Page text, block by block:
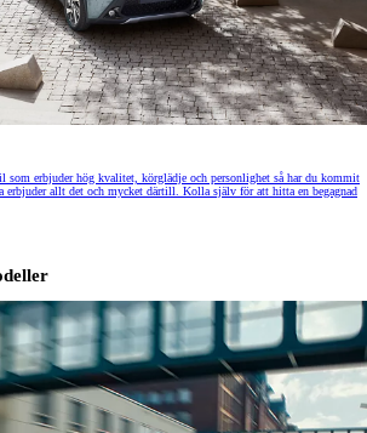
som erbjuder hög kvalitet, körglädje och personlighet så har du kommit
erbjuder allt det och mycket därtill. Kolla själv för att hitta en begagnad